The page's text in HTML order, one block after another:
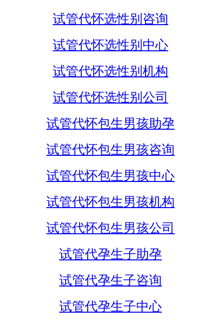
试管代怀选性别咨询
试管代怀选性别中心
试管代怀选性别机构
试管代怀选性别公司
试管代怀包生男孩助孕
试管代怀包生男孩咨询
试管代怀包生男孩中心
试管代怀包生男孩机构
试管代怀包生男孩公司
试管代孕生子助孕
试管代孕生子咨询
试管代孕生子中心